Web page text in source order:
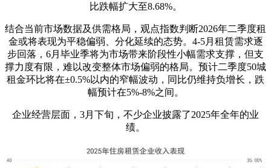
比跌幅扩大至8.68%。
结合当前市场数据及供需格局，观点指数判断2026年二季度租
金或将表现为平稳偏弱、分化延续的态势。4-5月租赁需求逐
步回落，6月毕业季将为市场带来阶段性小幅需求支撑，但支
撑力度有限，难以改变整体市场偏弱的格局。预计二季度50城
租金环比将在±0.5%以内的窄幅波动，同比仍维持负增长，跌
幅预计在5%-8%之间。
企业经营层面，3月下旬，不少企业披露了2025年全年的业
绩。